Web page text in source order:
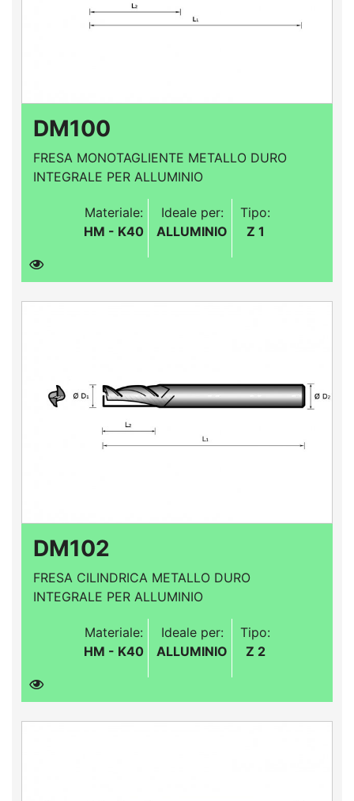
DM100
FRESA MONOTAGLIENTE METALLO DURO
INTEGRALE PER ALLUMINIO
Materiale:
HM - K40
Ideale per:
ALLUMINIO
Tipo:
Z 1
DM102
FRESA CILINDRICA METALLO DURO
INTEGRALE PER ALLUMINIO
Materiale:
HM - K40
Ideale per:
ALLUMINIO
Tipo:
Z 2